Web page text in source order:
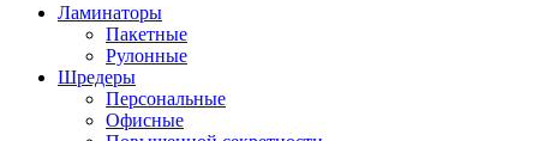
Ламинаторы
Пакетные
Рулонные
Шредеры
Персональные
Офисные